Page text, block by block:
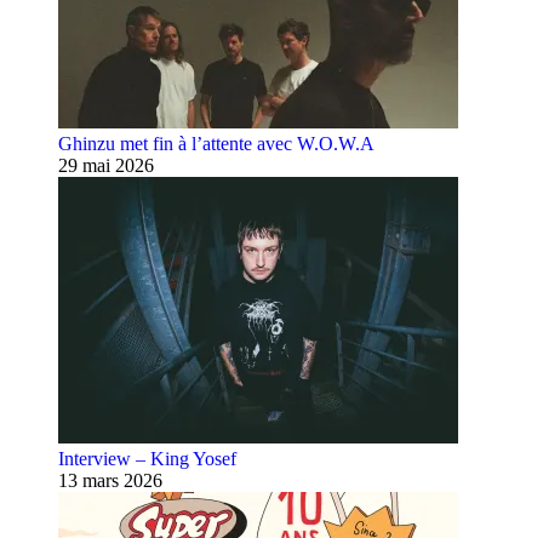
Ghinzu met fin à l’attente avec W.O.W.A
29 mai 2026
Interview – King Yosef
13 mars 2026